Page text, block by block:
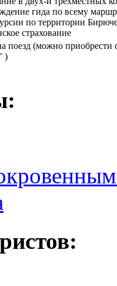
гида по всему
по территории
страхование
поезд (можно приобрести
)